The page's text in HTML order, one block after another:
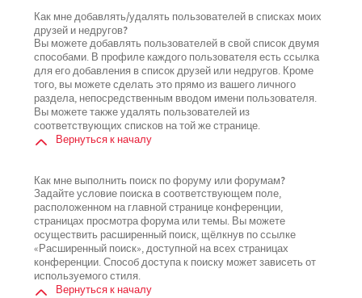
Как мне добавлять/удалять пользователей в списках моих
друзей и недругов?
Вы можете добавлять пользователей в свой список двумя
способами. В профиле каждого пользователя есть ссылка
для его добавления в список друзей или недругов. Кроме
того, вы можете сделать это прямо из вашего личного
раздела, непосредственным вводом имени пользователя.
Вы можете также удалять пользователей из
соответствующих списков на той же странице.
Вернуться к началу
Как мне выполнить поиск по форуму или форумам?
Задайте условие поиска в соответствующем поле,
расположенном на главной странице конференции,
страницах просмотра форума или темы. Вы можете
осуществить расширенный поиск, щёлкнув по ссылке
«Расширенный поиск», доступной на всех страницах
конференции. Способ доступа к поиску может зависеть от
используемого стиля.
Вернуться к началу